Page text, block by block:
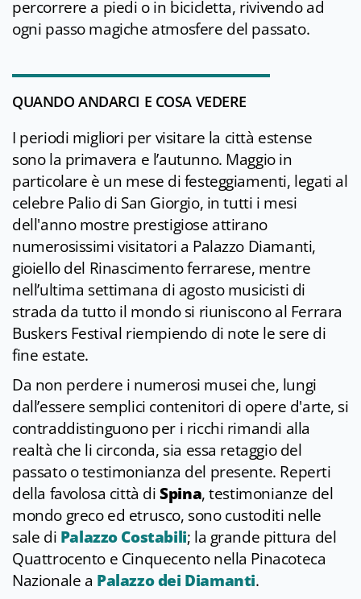
percorrere a piedi o in bicicletta, rivivendo ad
ogni passo magiche atmosfere del passato.
QUANDO ANDARCI E COSA VEDERE
I periodi migliori per visitare la città estense
sono la primavera e l’autunno. Maggio in
particolare è un mese di festeggiamenti, legati al
celebre Palio di San Giorgio, in tutti i mesi
dell'anno mostre prestigiose attirano
numerosissimi visitatori a Palazzo Diamanti,
gioiello del Rinascimento ferrarese, mentre
nell’ultima settimana di agosto musicisti di
strada da tutto il mondo si riuniscono al Ferrara
Buskers Festival riempiendo di note le sere di
fine estate.
Da non perdere i numerosi musei che, lungi
dall’essere semplici contenitori di opere d'arte, si
contraddistinguono per i ricchi rimandi alla
realtà che li circonda, sia essa retaggio del
passato o testimonianza del presente. Reperti
della favolosa città diSpina, testimonianze del
mondo greco ed etrusco, sono custoditi nelle
sale di Palazzo Costabili; la grande pittura del
Quattrocento e Cinquecento nella Pinacoteca
Nazionale a Palazzo dei Diamanti.